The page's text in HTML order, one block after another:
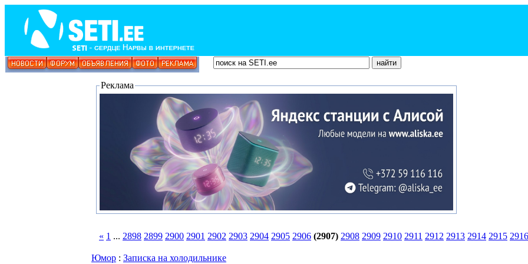
Реклама
« 1 ... 2898 2899 2900 2901 2902 2903 2904 2905 2906 (2907) 2908 2909 2910 2911 2912 2913 2914 2915 2916
Юмор : Записка на холодильнике